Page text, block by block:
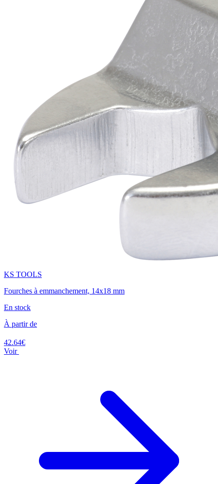
KS TOOLS
Fourches à emmanchement, 14x18 mm
En stock
À partir de
42.64€
Voir